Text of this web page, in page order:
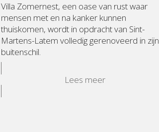
Villa Zomernest, een oase van rust waar
mensen met en na kanker kunnen
thuiskomen, wordt in opdracht van Sint-
Martens-Latem volledig gerenoveerd in zijn
buitenschil.
Lees meer